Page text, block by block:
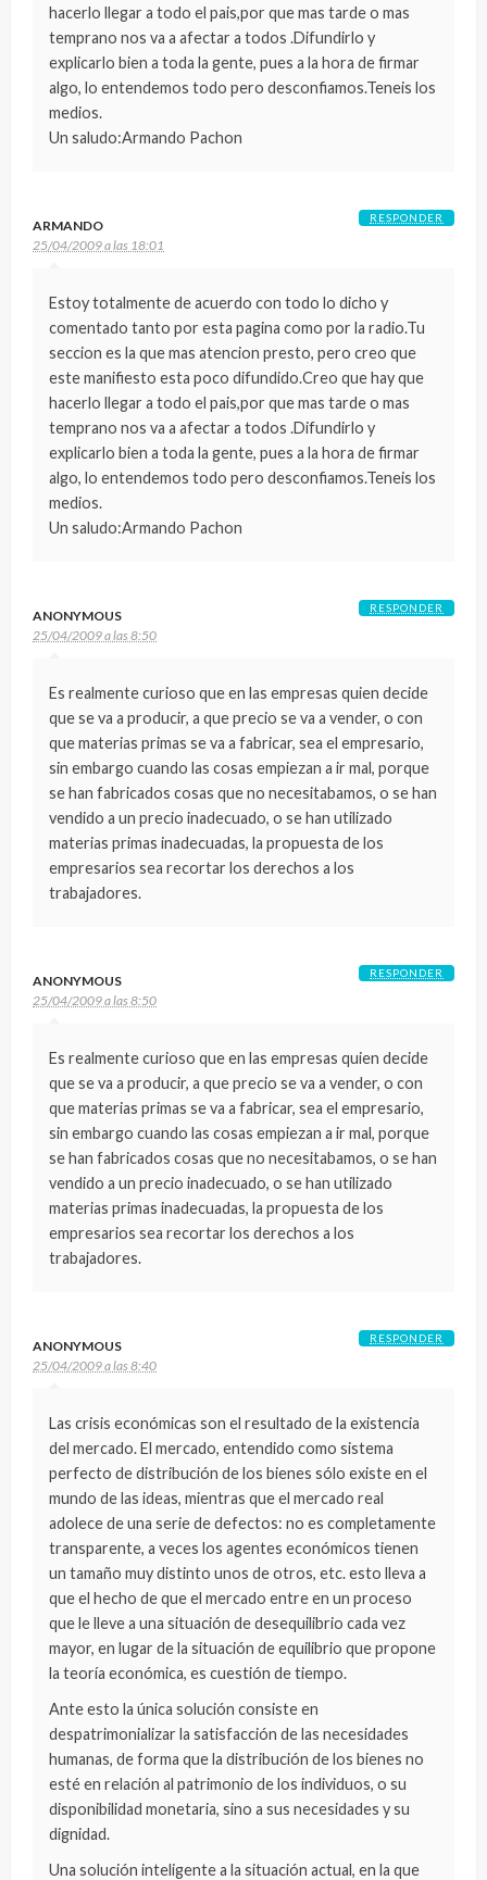
hacerlo llegar a todo el pais,por que mas tarde o mas
temprano nos va a afectar a todos .Difundirlo y
explicarlo bien a toda la gente, pues a la hora de firmar
algo, lo entendemos todo pero desconfiamos.Teneis los
medios.
Un saludo:Armando Pachon
ARMANDO
25/04/2009 a las 18:01
Estoy totalmente de acuerdo con todo lo dicho y
comentado tanto por esta pagina como por la radio.Tu
seccion es la que mas atencion presto, pero creo que
este manifiesto esta poco difundido.Creo que hay que
hacerlo llegar a todo el pais,por que mas tarde o mas
temprano nos va a afectar a todos .Difundirlo y
explicarlo bien a toda la gente, pues a la hora de firmar
algo, lo entendemos todo pero desconfiamos.Teneis los
medios.
Un saludo:Armando Pachon
RESPONDER
ANONYMOUS
25/04/2009 a las 8:50
Es realmente curioso que en las empresas quien decide
que se va a producir, a que precio se va a vender, o con
que materias primas se va a fabricar, sea el empresario,
sin embargo cuando las cosas empiezan a ir mal, porque
se han fabricados cosas que no necesitabamos, o se han
vendido a un precio inadecuado, o se han utilizado
materias primas inadecuadas, la propuesta de los
empresarios sea recortar los derechos a los
trabajadores.
RESPONDER
ANONYMOUS
25/04/2009 a las 8:50
Es realmente curioso que en las empresas quien decide
que se va a producir, a que precio se va a vender, o con
que materias primas se va a fabricar, sea el empresario,
sin embargo cuando las cosas empiezan a ir mal, porque
se han fabricados cosas que no necesitabamos, o se han
vendido a un precio inadecuado, o se han utilizado
materias primas inadecuadas, la propuesta de los
empresarios sea recortar los derechos a los
trabajadores.
RESPONDER
ANONYMOUS
25/04/2009 a las 8:40
Las crisis económicas son el resultado de la existencia
del mercado. El mercado, entendido como sistema
perfecto de distribución de los bienes sólo existe en el
mundo de las ideas, mientras que el mercado real
adolece de una serie de defectos: no es completamente
transparente, a veces los agentes económicos tienen
un tamaño muy distinto unos de otros, etc. esto lleva a
que el hecho de que el mercado entre en un proceso
que le lleve a una situación de desequilibrio cada vez
mayor, en lugar de la situación de equilibrio que propone
la teoría económica, es cuestión de tiempo.
Ante esto la única solución consiste en
despatrimonializar la satisfacción de las necesidades
humanas, de forma que la distribución de los bienes no
esté en relación al patrimonio de los individuos, o su
disponibilidad monetaria, sino a sus necesidades y su
dignidad.
Una solución inteligente a la situación actual, en la que
RESPONDER